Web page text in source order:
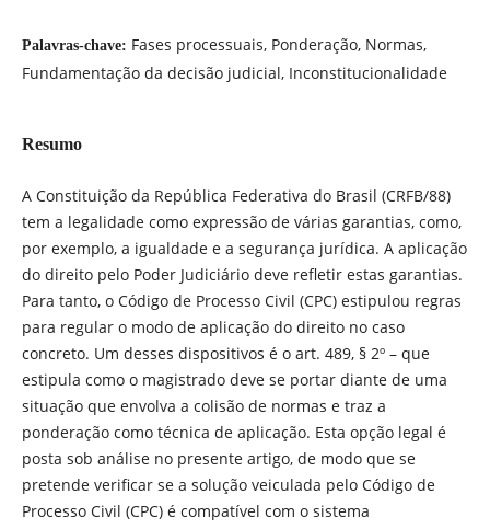
Palavras-chave: Fases processuais, Ponderação, Normas,
Fundamentação da decisão judicial, Inconstitucionalidade
Resumo
A Constituição da República Federativa do Brasil (CRFB/88)
tem a legalidade como expressão de várias garantias, como,
por exemplo, a igualdade e a segurança jurídica. A aplicação
do direito pelo Poder Judiciário deve refletir estas garantias.
Para tanto, o Código de Processo Civil (CPC) estipulou regras
para regular o modo de aplicação do direito no caso
concreto. Um desses dispositivos é o art. 489, § 2º – que
estipula como o magistrado deve se portar diante de uma
situação que envolva a colisão de normas e traz a
ponderação como técnica de aplicação. Esta opção legal é
posta sob análise no presente artigo, de modo que se
pretende verificar se a solução veiculada pelo Código de
Processo Civil (CPC) é compatível com o sistema